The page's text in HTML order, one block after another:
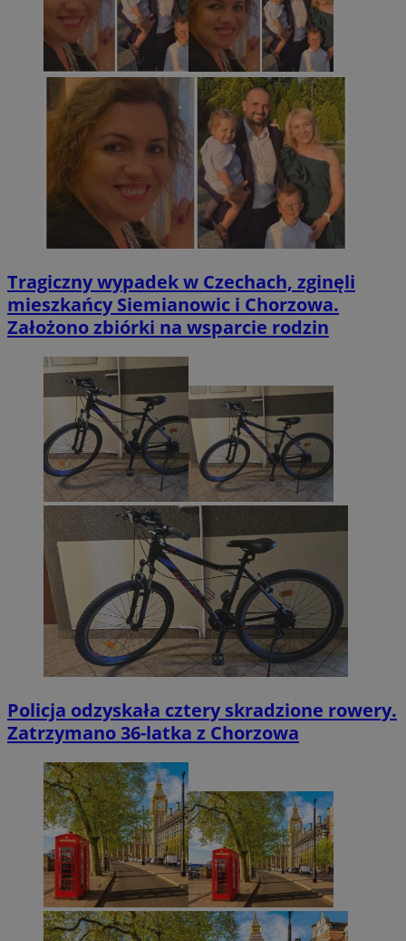
Tragiczny wypadek w Czechach, zginęli
mieszkańcy Siemianowic i Chorzowa.
Założono zbiórki na wsparcie rodzin
Policja odzyskała cztery skradzione rowery.
Zatrzymano 36-latka z Chorzowa